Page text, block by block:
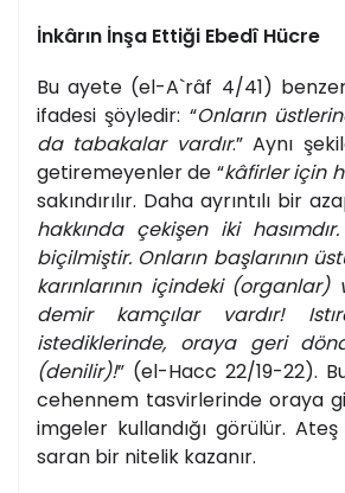
İnkârın İnşa Ettiği Ebedî Hücre
Bu ayete (el-A`râf 4/41)
ifadesi şöyledir: “Onların
da tabakalar vardır.” Aynı
getiremeyenler de “kâfirler için
sakındırılır. Daha ayrıntılı bir
hakkında çekişen iki
biçilmiştir. Onların başlarının
karınlarının içindeki
demir kamçılar vardır!
istediklerinde, oraya geri
(denilir)!” (el-Hacc 22/19-22).
cehennem tasvirlerinde oraya
imgeler kullandığı görülür.
saran bir nitelik kazanır.